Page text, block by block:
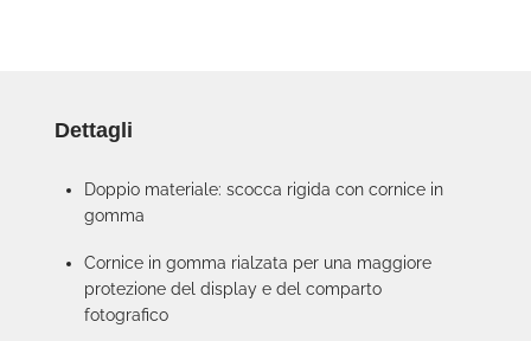
Dettagli
Doppio materiale: scocca rigida con cornice in
gomma
Cornice in gomma rialzata per una maggiore
protezione del display e del comparto
fotografico